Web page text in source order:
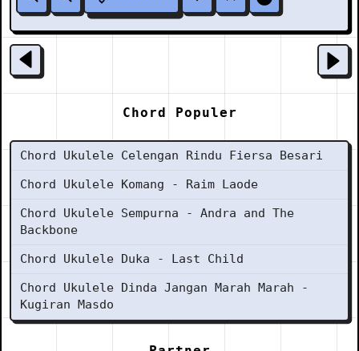
Chord Populer
Chord Ukulele Celengan Rindu Fiersa Besari
Chord Ukulele Komang - Raim Laode
Chord Ukulele Sempurna - Andra and The
Backbone
Chord Ukulele Duka - Last Child
Chord Ukulele Dinda Jangan Marah Marah -
Kugiran Masdo